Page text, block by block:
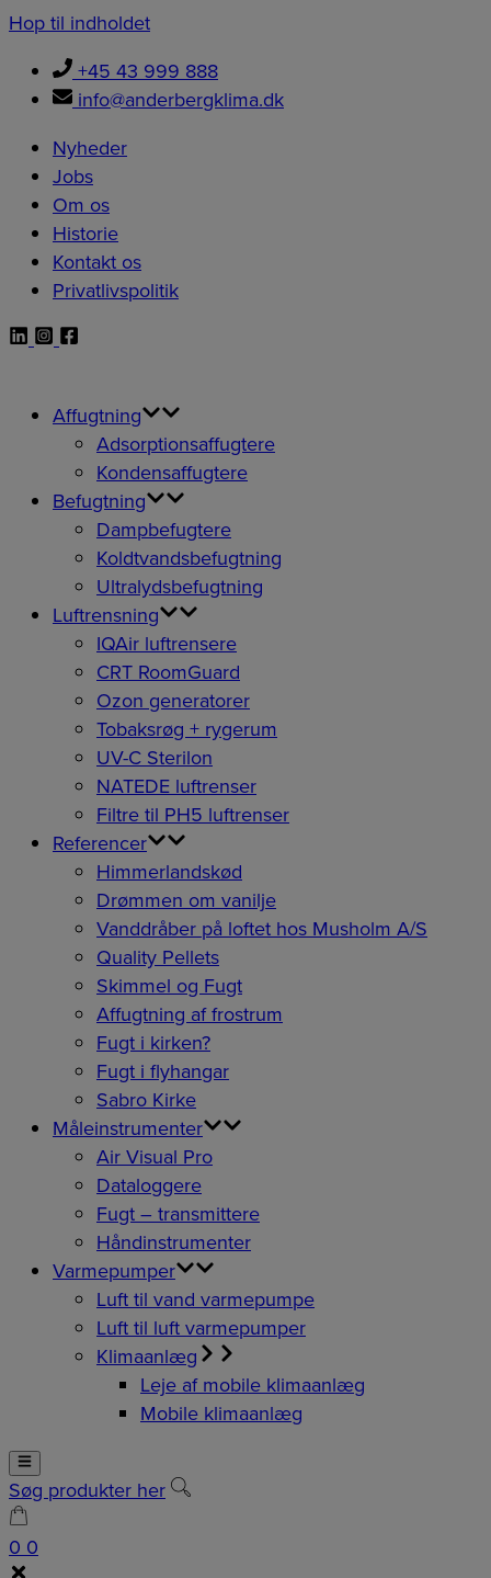
Hop til indholdet
+45 43 999 888
info@anderbergklima.dk
Nyheder
Jobs
Om os
Historie
Kontakt os
Privatlivspolitik
Affugtning
Adsorptionsaffugtere
Kondensaffugtere
Befugtning
Dampbefugtere
Koldtvandsbefugtning
Ultralydsbefugtning
Luftrensning
IQAir luftrensere
CRT RoomGuard
Ozon generatorer
Tobaksrøg + rygerum
UV-C Sterilon
NATEDE luftrenser
Filtre til PH5 luftrenser
Referencer
Himmerlandskød
Drømmen om vanilje
Vanddråber på loftet hos Musholm A/S
Quality Pellets
Skimmel og Fugt
Affugtning af frostrum
Fugt i kirken?
Fugt i flyhangar
Sabro Kirke
Måleinstrumenter
Air Visual Pro
Dataloggere
Fugt – transmittere
Håndinstrumenter
Varmepumper
Luft til vand varmepumpe
Luft til luft varmepumper
Klimaanlæg
Leje af mobile klimaanlæg
Mobile klimaanlæg
Søg produkter her
0 0